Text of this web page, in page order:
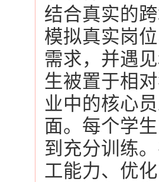
结合真实的
模拟真实岗
需求，并遇
生被置于相
业中的核心
面。每个学
到充分训练
工能力、优